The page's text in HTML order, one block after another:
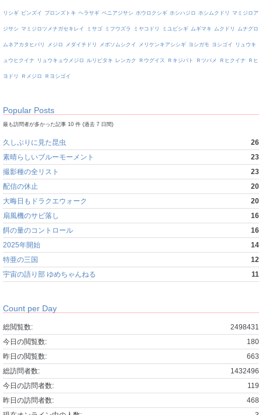
リシギ ビンズイ ブロンズトキ ヘラサギ ベニアジサシ ホウロクシギ ホシハジロ ホシムクドリ マミジロア
ジサシ マミジロツメナガセキレイ ミサゴ ミフウズラ ミヤコドリ ミユビシギ ムギマキ ムクドリ ムナグロ
ムネアカタヒバリ メジロ メダイチドリ メボソムシクイ メリケンキアシシギ ヨシガモ ヨシゴイ リュウキ
ュウヒクイナ リュウキュウメジロ ルリビタキ レンカク Ｒウグイス Ｒキジバト Ｒツバメ Ｒヒクイナ Ｒヒ
ヨドリ Ｒメジロ Ｒヨシゴイ
Popular Posts
最も訪問者が多かった記事 10 件 (過去 7 日間)
久しぶりに見た昆虫
26
素晴らしいブルーモーメント
23
撮影種の全リスト
23
配信の休止
20
大晦日もドラクエウォーク
20
扇風機のサビ落し
16
餌の量のコントロール
16
2025年開始
14
特亜の三国
12
宇宙の語り部 ゆめちゃんねる
11
Count per Day
2498431
総閲覧数:
180
今日の閲覧数:
663
昨日の閲覧数:
1432496
総訪問者数:
119
今日の訪問者数:
468
昨日の訪問者数: